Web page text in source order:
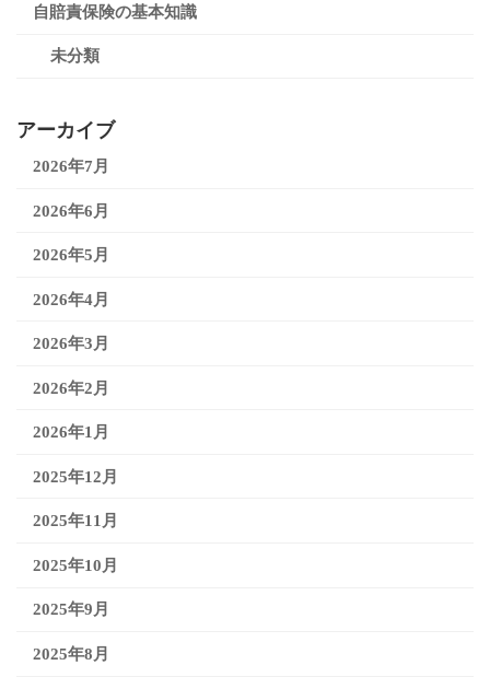
自賠責保険の基本知識
未分類
アーカイブ
2026年7月
2026年6月
2026年5月
2026年4月
2026年3月
2026年2月
2026年1月
2025年12月
2025年11月
2025年10月
2025年9月
2025年8月